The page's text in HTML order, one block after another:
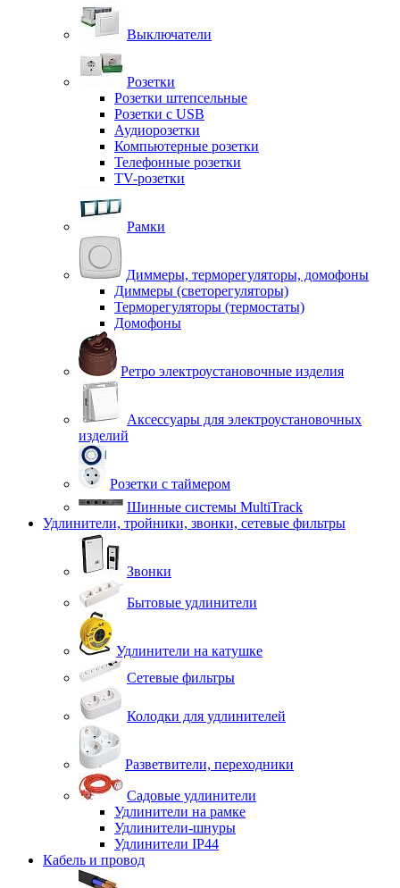
Выключатели
Розетки
Розетки штепсельные
Розетки с USB
Аудиорозетки
Компьютерные розетки
Телефонные розетки
TV-розетки
Рамки
Диммеры, терморегуляторы, домофоны
Диммеры (светорегуляторы)
Терморегуляторы (термостаты)
Домофоны
Ретро электроустановочные изделия
Аксессуары для электроустановочных
изделий
Розетки с таймером
Шинные системы MultiTrack
Удлинители, тройники, звонки, сетевые фильтры
Звонки
Бытовые удлинители
Удлинители на катушке
Сетевые фильтры
Колодки для удлинителей
Разветвители, переходники
Садовые удлинители
Удлинители на рамке
Удлинители-шнуры
Удлинители IP44
Кабель и провод